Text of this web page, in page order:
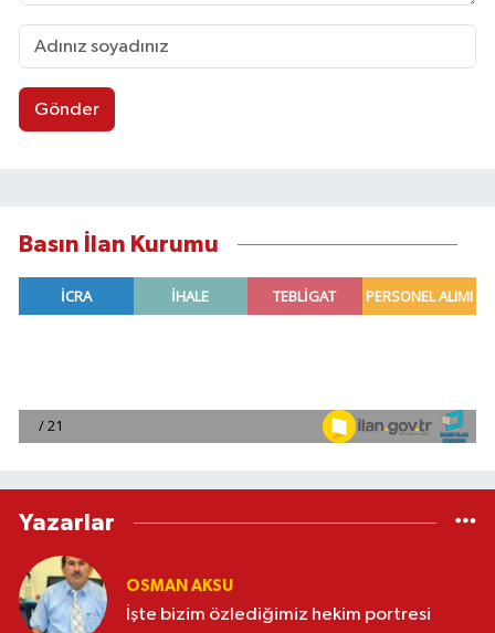
Gönder
Basın İlan Kurumu
Yazarlar
OSMAN AKSU
İşte bizim özlediğimiz hekim portresi